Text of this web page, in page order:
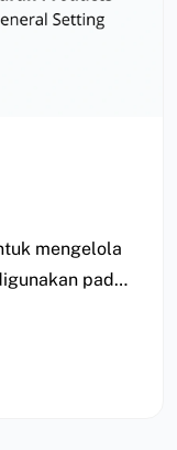
mengelola
pada